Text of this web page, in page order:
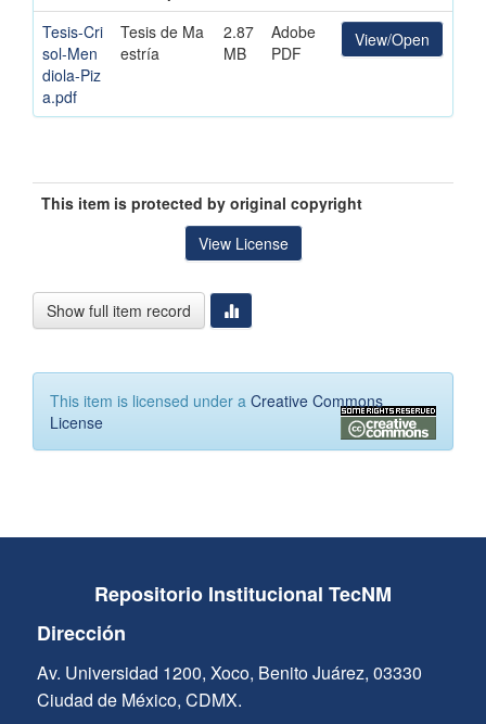
Tesis-Cri
sol-Men
diola-Piz
a.pdf
Tesis de Ma
estría
2.87
MB
Adobe
PDF
View/Open
This item is protected by original copyright
View License
Show full item record
This item is licensed under a Creative Commons
License
Repositorio Institucional TecNM
Dirección
Av. Universidad 1200, Xoco, Benito Juárez, 03330
Ciudad de México, CDMX.